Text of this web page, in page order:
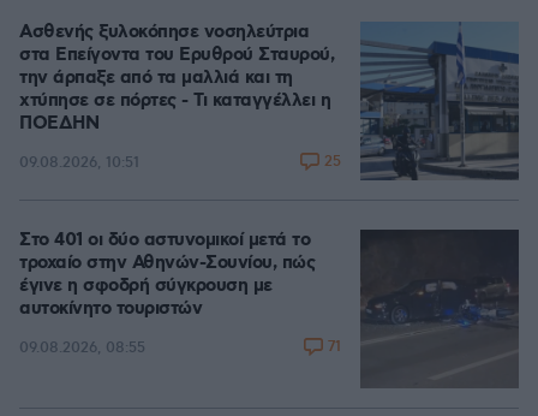
Ασθενής ξυλοκόπησε νοσηλεύτρια
στα Επείγοντα του Ερυθρού Σταυρού,
την άρπαξε από τα μαλλιά και τη
χτύπησε σε πόρτες - Τι καταγγέλλει η
ΠΟΕΔΗΝ
09.08.2026, 10:51 25
Στο 401 οι δύο αστυνομικοί μετά το
τροχαίο στην Αθηνών-Σουνίου, πώς
έγινε η σφοδρή σύγκρουση με
αυτοκίνητο τουριστών
09.08.2026, 08:55 71